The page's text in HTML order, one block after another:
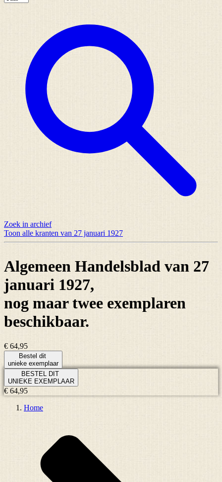
Zoek in archief
Toon alle kranten van 27 januari 1927
Algemeen Handelsblad van 27
januari 1927,
nog maartwee exemplaren
beschikbaar.
€ 64,95
Bestel dit
unieke exemplaar
BESTEL DIT
UNIEKE EXEMPLAAR
€ 64,95
Home